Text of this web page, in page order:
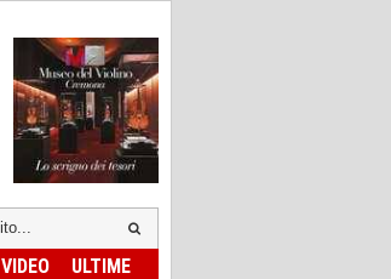
VIDEO ULTIME